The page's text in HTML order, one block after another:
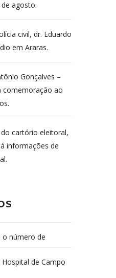
agosto.
civil, dr. Eduardo
em Araras.
Gonçalves –
comemoração ao
cartório eleitoral,
informações de
o número de
Paulo - Revista
Hospital de Campo